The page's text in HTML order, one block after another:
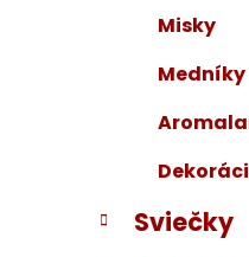
Misky
Sviečky